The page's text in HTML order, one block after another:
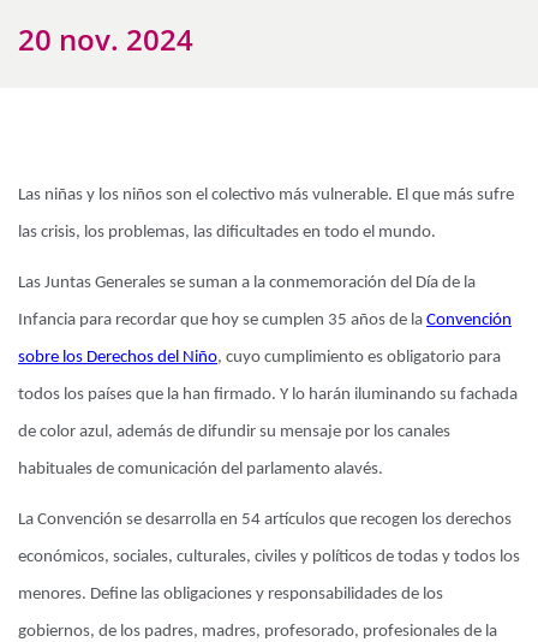
20 nov. 2024
Las niñas y los niños son el colectivo más vulnerable. El que más sufre
las crisis, los problemas, las dificultades en todo el mundo.
Las Juntas Generales se suman a la conmemoración del Día de la
Infancia para recordar que hoy se cumplen 35 años de la Convención
sobre los Derechos del Niño, cuyo cumplimiento es obligatorio para
todos los países que la han firmado. Y lo harán iluminando su fachada
de color azul, además de difundir su mensaje por los canales
habituales de comunicación del parlamento alavés.
La Convención se desarrolla en 54 artículos que recogen los derechos
económicos, sociales, culturales, civiles y políticos de todas y todos los
menores. Define las obligaciones y responsabilidades de los
gobiernos, de los padres, madres, profesorado, profesionales de la